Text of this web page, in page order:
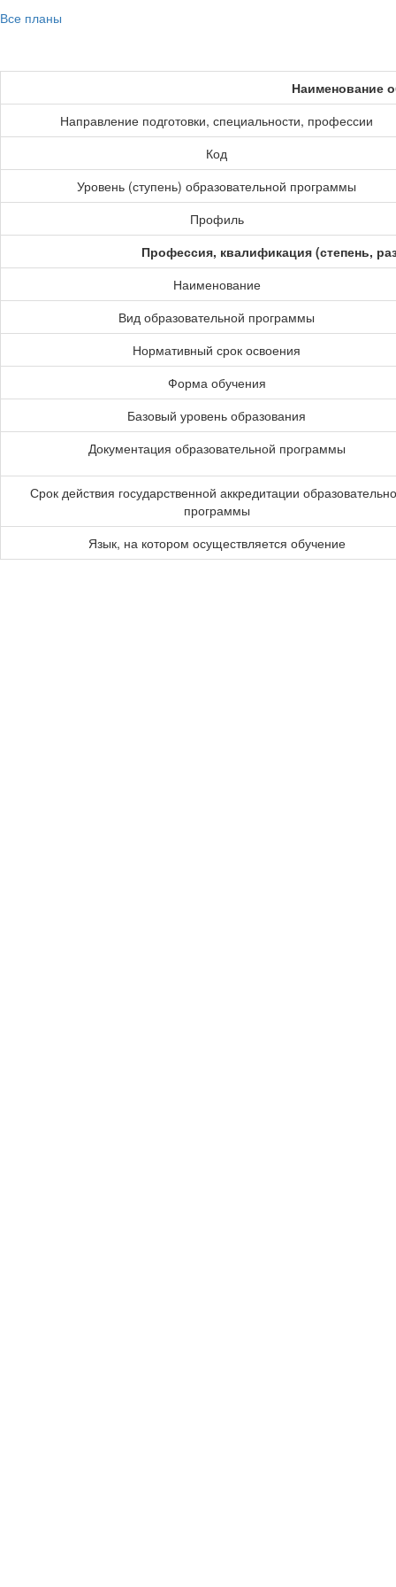
Все планы
Наименование
Направление подготовки, специальности, профессии
Код
Уровень (ступень) образовательной программы
Профиль
Профессия, квалификация (степень,
Наименование
Вид образовательной программы
Нормативный срок освоения
Форма обучения
Базовый уровень образования
Документация образовательной программы
Срок действия государственной аккредитации
программы
Язык, на котором осуществляется обучение